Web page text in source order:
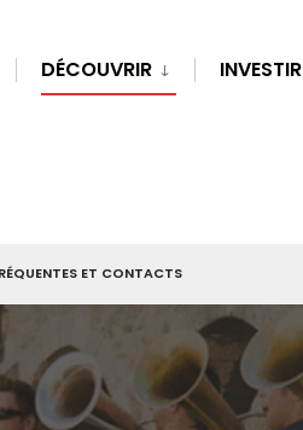
DÉCOUVRIR INVESTIR
ET CONTACTS